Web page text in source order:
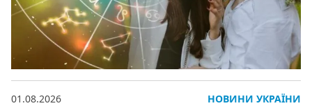
01.08.2026 НОВИНИ УКРАЇНИ